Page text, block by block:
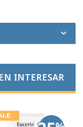
INTERESAR